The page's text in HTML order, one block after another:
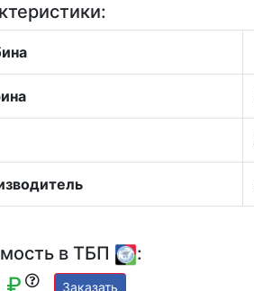
в ТБП :
₽ Заказать